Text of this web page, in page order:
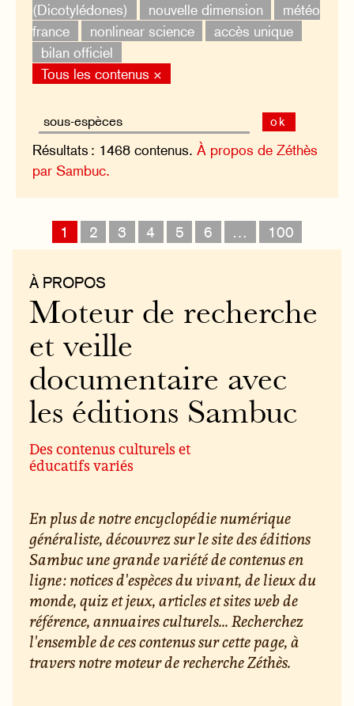
(Dicotylédones)
nouvelle dimension
météo
france
nonlinear science
accès unique
bilan officiel
Tous les contenus ×
ok
Résultats : 1468 contenus.À propos de Zéthès
par Sambuc.
1 2 3 4 5 6 … 100
À PROPOS
Moteur de recherche
et veille
documentaire avec
les éditions Sambuc
Des contenus culturels et
éducatifs variés
En plus de notre encyclopédie numérique
généraliste, découvrez sur le site des éditions
Sambuc une grande variété de contenus en
ligne : notices d'espèces du vivant, de lieux du
monde, quiz et jeux, articles et sites web de
référence, annuaires culturels... Recherchez
l'ensemble de ces contenus sur cette page, à
travers notre moteur de recherche Zéthès.